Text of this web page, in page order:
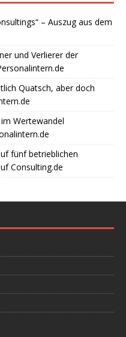
– Auszug aus dem
und Verlierer der
Quatsch, aber doch
Wertewandel
fünf betrieblichen
Consulting.de